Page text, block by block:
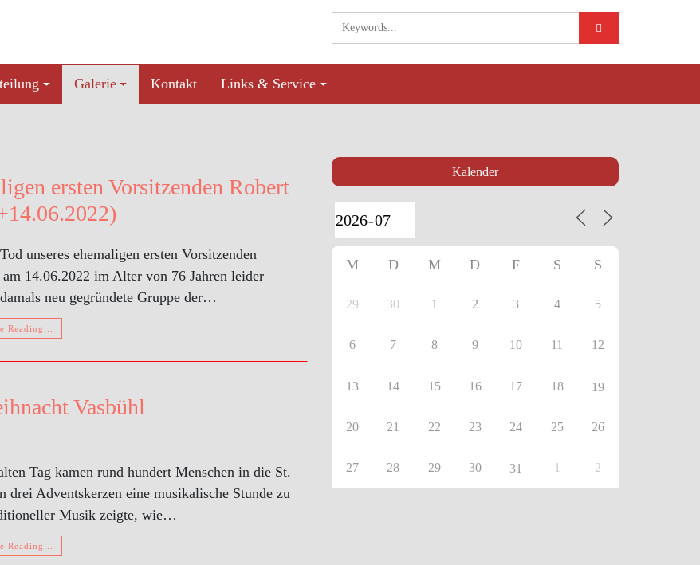
Galerie Kontakt Links & Service
ersten Vorsitzenden Robert
unseres ehemaligen ersten Vorsitzenden
14.06.2022 im Alter von 76 Jahren leider
neu gegründete Gruppe der…
Reading…
Vasbühl
Tag kamen rund hundert Menschen in die St.
Adventskerzen eine musikalische Stunde zu
Musik zeigte, wie…
Reading…
Kalender
M D M D F S S
29 30 1 2 3 4 5
6 7 8 9 10 11 12
13 14 15 16 17 18 19
20 21 22 23 24 25 26
27 28 29 30 31 1 2